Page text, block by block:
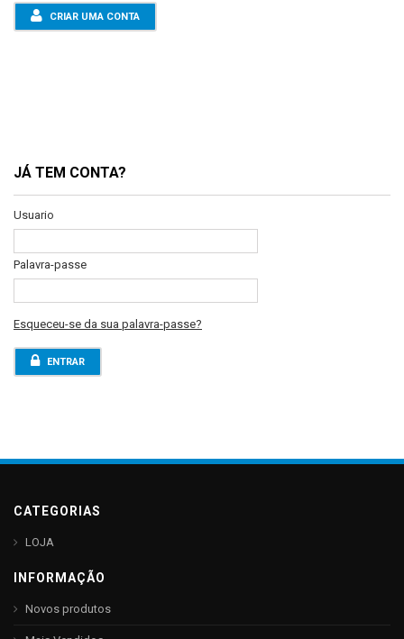
CRIAR UMA CONTA
JÁ TEM CONTA?
Usuario
Palavra-passe
Esqueceu-se da sua palavra-passe?
ENTRAR
CATEGORIAS
LOJA
INFORMAÇÃO
Novos produtos